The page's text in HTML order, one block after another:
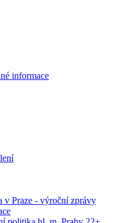
informace
v Praze - výroční zprávy